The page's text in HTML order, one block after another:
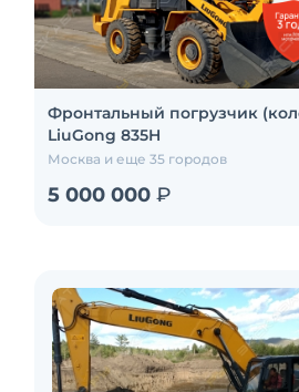
Фронтальный погрузчик
LiuGong 835H
Москва и еще 35 городов
5 000 000 ₽